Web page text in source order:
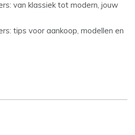
van klassiek tot modern, jouw
tips voor aankoop, modellen en